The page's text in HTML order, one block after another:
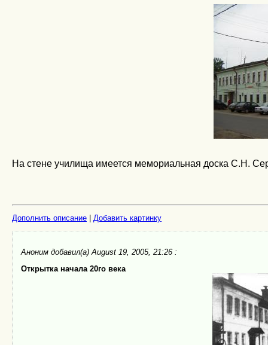
На стене училища имеется мемориальная доска С.Н.
Дополнить описание Добавить картинку
Аноним добавил(а) August 19, 2005, 21:26 :
Открытка начала 20го века